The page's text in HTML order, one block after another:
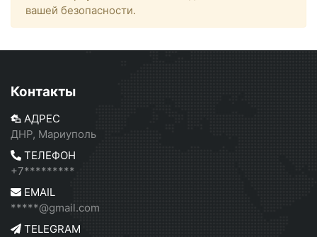
вашей безопасности.
Контакты
АДРЕС
ДНР, Мариуполь
ТЕЛЕФОН
+7*********
EMAIL
*****@gmail.com
TELEGRAM